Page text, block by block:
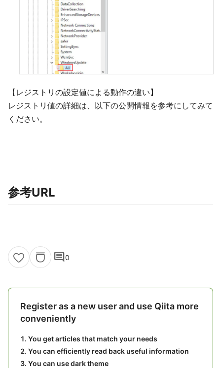
【レジストリの設定値による動作の違い】
レジストリ値の詳細は、以下の公開情報を参考にしてみて
ください。
参考URL
comment0
Register as a new user and use Qiita more
conveniently
You get articles that match your needs
You can efficiently read back useful information
You can use dark theme